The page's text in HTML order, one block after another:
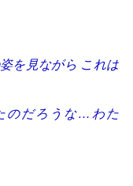
を見ながら これは
のだろうな…わた